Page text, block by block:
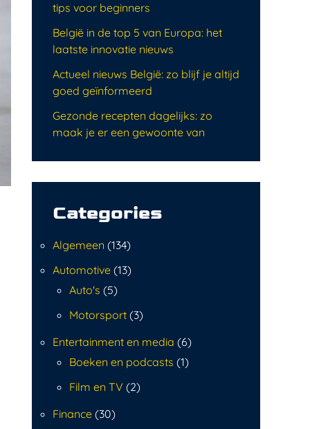
tips voor beginners
België in de top 5 van Europa: het
laatste innovatie nieuws
Actueel nieuws België: zo blijf je altijd
goed geïnformeerd
Gezonde recepten dagelijks: zo
maak je er een gewoonte van
Categories
Algemeen (134)
Automotive (13)
Auto's (5)
Motorsport (3)
Entertainment en media (6)
Boeken en podcasts (1)
Film en TV (2)
Finance (30)